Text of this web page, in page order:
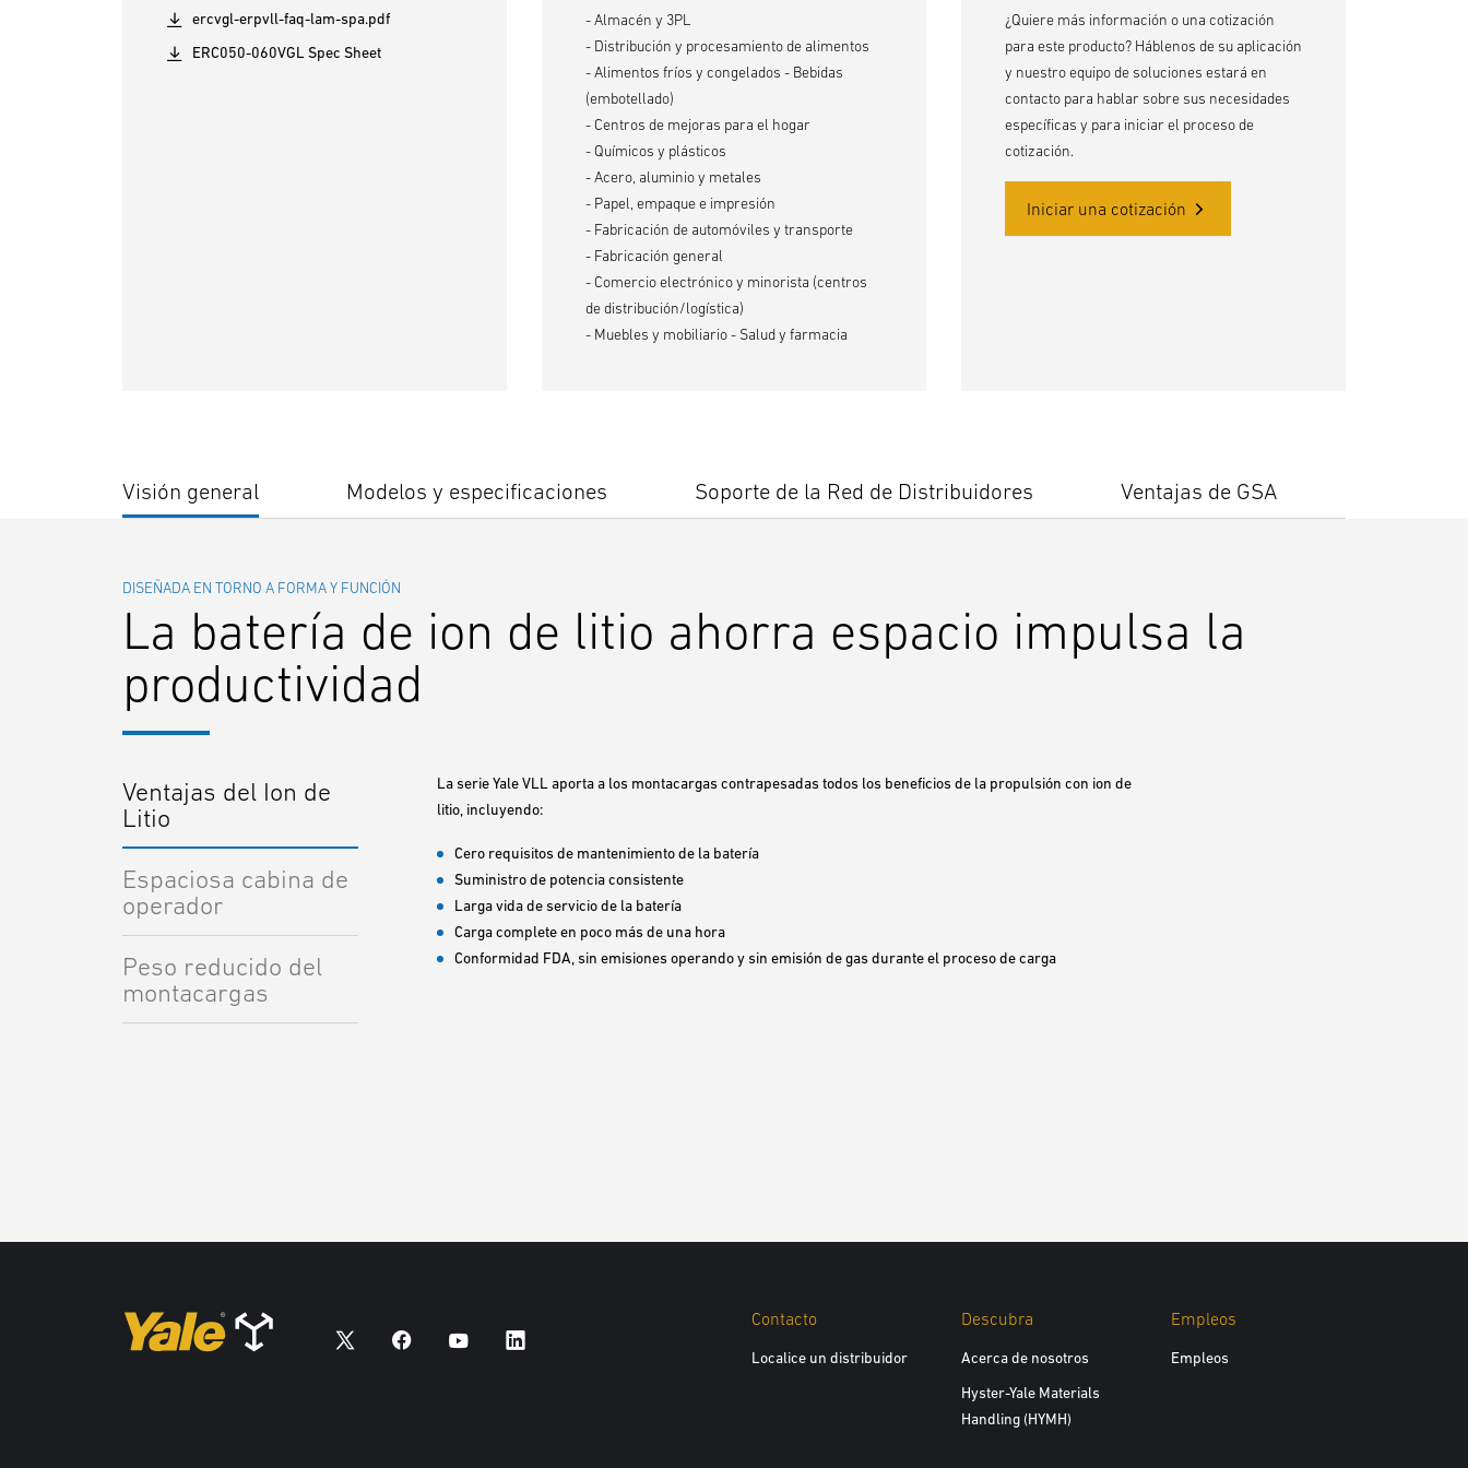
ercvgl-erpvll-faq-lam-spa.pdf
ERC050-060VGL Spec Sheet
- Almacén y 3PL
- Distribución y procesamiento de alimentos
- Alimentos fríos y congelados - Bebidas
(embotellado)
- Centros de mejoras para el hogar
- Químicos y plásticos
- Acero, aluminio y metales
- Papel, empaque e impresión
- Fabricación de automóviles y transporte
- Fabricación general
- Comercio electrónico y minorista (centros
de distribución/logística)
- Muebles y mobiliario - Salud y farmacia
¿Quiere más información o una cotización
para este producto? Háblenos de su aplicación
y nuestro equipo de soluciones estará en
contacto para hablar sobre sus necesidades
específicas y para iniciar el proceso de
cotización.
Iniciar una cotización
Visión general Modelos y especificaciones Soporte de la Red de Distribuidores Ventajas de GSA
DISEÑADA EN TORNO A FORMA Y FUNCIÓN
La batería de ion de litio ahorra espacio impulsa la
productividad
Ventajas del Ion de
Litio
Espaciosa cabina de
operador
Peso reducido del
montacargas
La serie Yale VLL aporta a los montacargas contrapesadas todos los beneficios de la propulsión con ion de
litio, incluyendo:
Cero requisitos de mantenimiento de la batería
Suministro de potencia consistente
Larga vida de servicio de la batería
Carga complete en poco más de una hora
Conformidad FDA, sin emisiones operando y sin emisión de gas durante el proceso de carga
Contacto
Localice un distribuidor
Descubra
Acerca de nosotros
Hyster-Yale Materials
Handling (HYMH)
Empleos
Empleos